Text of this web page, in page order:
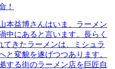
！
本益博さんはいま、ラーメン
中にあると言います。長らく
てきたラーメンは、ミシュラ
と変貌を遂げつつあります。
する街のラーメン店を巨匠自